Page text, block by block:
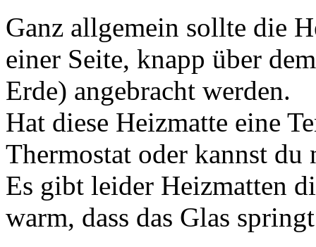
Ganz allgemein sollte die
einer Seite, knapp über
Erde) angebracht werden.
Hat diese Heizmatte eine
Thermostat oder kannst du
Es gibt leider Heizmatten
warm, dass das Glas